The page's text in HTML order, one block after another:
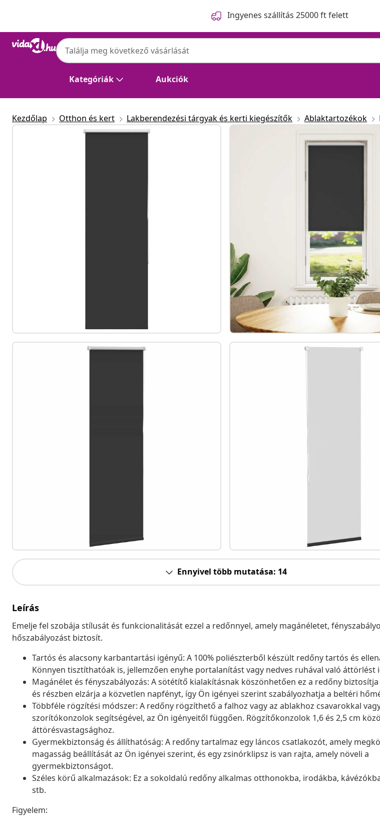
Ingyenes szállítás 25000 ft felett
Kategóriák Aukciók
Kezdőlap Otthon és kert Lakberendezési tárgyak és kerti kiegészítők Ablaktartozékok
Ennyivel több mutatása: 14
Leírás
Emelje fel szobája stílusát és funkcionalitását ezzel a redőnnyel, amely magánéletet,
hőszabályozást biztosít.
Tartós és alacsony karbantartási igényű: A 100% poliészterből készült redőny tartós és
Könnyen tisztíthatóak is, jellemzően enyhe portalanítást vagy nedves ruhával való áttörlést
Magánélet és fényszabályozás: A sötétítő kialakításnak köszönhetően ez a redőny
és részben elzárja a közvetlen napfényt, így Ön igényei szerint szabályozhatja a beltéri
Többféle rögzítési módszer: A redőny rögzíthető a falhoz vagy az ablakhoz csavarokkal
szorítókonzolok segítségével, az Ön igényeitől függően. Rögzítőkonzolok 1,6 és 2,5 cm
áttörésvastagsághoz.
Gyermekbiztonság és állíthatóság: A redőny tartalmaz egy láncos csatlakozót, amely
magasság beállítását az Ön igényei szerint, és egy zsinórklipsz is van rajta, amely növeli a
gyermekbiztonságot.
Széles körű alkalmazások: Ez a sokoldalú redőny alkalmas otthonokba, irodákba,
stb.
Figyelem: